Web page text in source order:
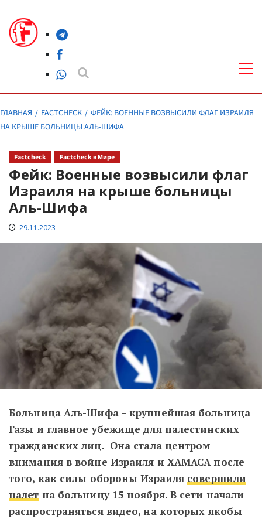
содержимомуTelegram
Facebook
WhatsApp
ГЛАВНАЯ FACTCHECK
ФЕЙК: ВОЕННЫЕ ВОЗВЫСИЛИ ФЛАГ ИЗРАИЛЯ
НА КРЫШЕ БОЛЬНИЦЫ АЛЬ-ШИФА
Factcheck Factcheck в Мире
Фейк: Военные возвысили флаг
Израиля на крыше больницы
Аль-Шифа
29.11.2023
Больница Аль-Шифа – крупнейшая больница
Газы и главное убежище для палестинских
гражданских лиц. Она стала центром
внимания в войне Израиля и ХАМАСА после
того, как силы обороны Израиля совершили
налет на больницу 15 ноября. В сети начали
распространяться видео, на которых якобы